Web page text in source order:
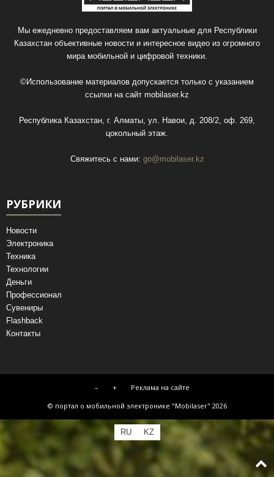
Мы ежедневно предоставляем вам актуальные для Республики
Казахстан объективные новости и интересное видео из огромного
мира мобильной и цифровой техники.
©Использование материалов допускается только с указанием
ссылки на сайт mobilaser.kz
Республика Казахстан, г. Алматы, ул. Навои, д. 208/2, оф. 269,
цокольный этаж.
Свяжитесь с нами: go@mobilaser.kz
РУБРИКИ
Новости
Электроника
Техника
Технологии
Деньги
Профессионал
Сувениры
Flashback
Контакты
– +
Реклама на сайте
© портал о мобильной электронике "Mobilaser" 2026
RU KZ